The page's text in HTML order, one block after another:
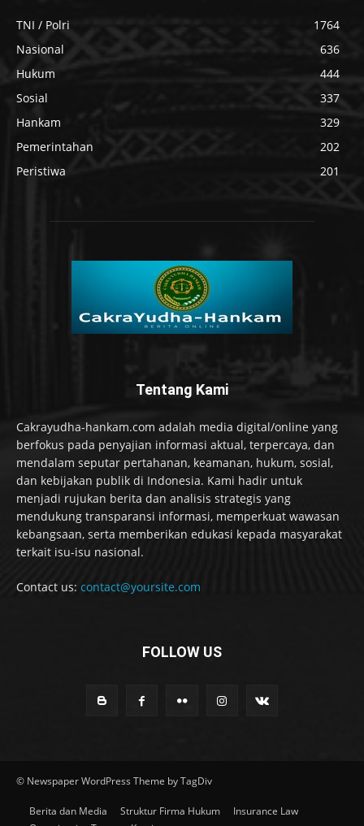
TNI / Polri
1764
Nasional
636
Hukum
444
Sosial
337
Hankam
329
Pemerintahan
202
Peristiwa
201
Tentang Kami
Cakrayudha-hankam.com adalah media digital/online yang
berfokus pada penyajian informasi aktual, terpercaya, dan
mendalam seputar pertahanan, keamanan, hukum, sosial,
dan kebijakan publik di Indonesia. Kami hadir untuk
menjadi rujukan berita dan analisis strategis yang
mendukung transparansi informasi, memperkuat wawasan
kebangsaan, serta memberikan edukasi kepada masyarakat
terkait isu-isu nasional.
Contact us: contact@yoursite.com
FOLLOW US
© Newspaper WordPress Theme by TagDiv
Berita dan Media Struktur Firma Hukum
Insurance Law